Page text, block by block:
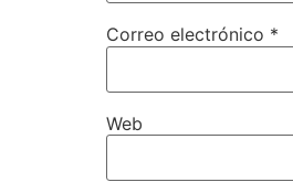
Correo electrónico *
Web